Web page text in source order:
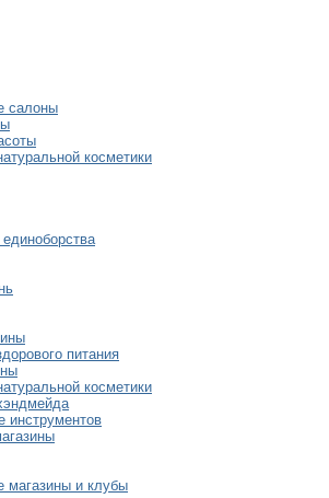
салоны
косметики
питания
косметики
инструментов
магазины и клубы